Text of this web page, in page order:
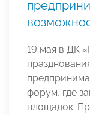
19 мая в ДК
форум, где
площадок.